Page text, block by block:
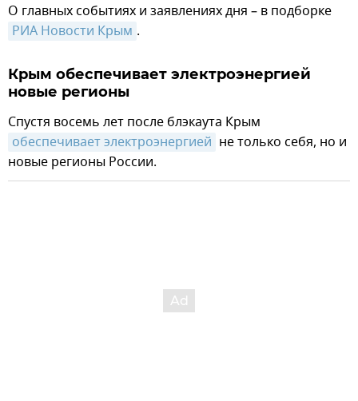
О главных событиях и заявлениях дня – в подборке
РИА Новости Крым .
Крым обеспечивает электроэнергией
новые регионы
Спустя восемь лет после блэкаута Крым
обеспечивает электроэнергией не только себя, но и
новые регионы России.